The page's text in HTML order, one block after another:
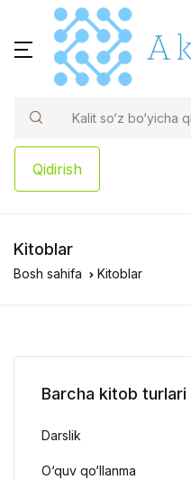
Qidirish
Kitoblar
Bosh sahifa Kitoblar
Barcha kitob turlari
Darslik
O‘quv qo‘llanma